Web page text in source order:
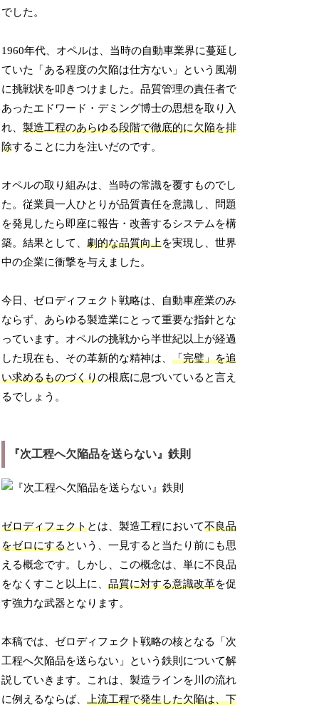
でした。
1960年代、オペルは、当時の自動車業界に蔓延し
ていた「ある程度の欠陥は仕方ない」という風潮
に挑戦状を叩きつけました。品質管理の責任者で
あったエドワード・デミング博士の思想を取り入
れ、製造工程のあらゆる段階で徹底的に欠陥を排
除することに力を注いだのです。
オペルの取り組みは、当時の常識を覆すものでし
た。従業員一人ひとりが品質責任を意識し、問題
を発見したら即座に報告・改善するシステムを構
築。結果として、劇的な品質向上を実現し、世界
中の企業に衝撃を与えました。
今日、ゼロディフェクト戦略は、自動車産業のみ
ならず、あらゆる製造業にとって重要な指針とな
っています。オペルの挑戦から半世紀以上が経過
した現在も、その革新的な精神は、「完璧」を追
い求めるものづくりの根底に息づいていると言え
るでしょう。
『次工程へ欠陥品を送らない』鉄則
ゼロディフェクトとは、製造工程において不良品
をゼロにするという、一見すると当たり前にも思
える概念です。しかし、この概念は、単に不良品
をなくすこと以上に、品質に対する意識改革を促
す強力な武器となります。
本稿では、ゼロディフェクト戦略の核となる「次
工程へ欠陥品を送らない」という鉄則について解
説していきます。これは、製造ラインを川の流れ
に例えるならば、上流工程で発生した欠陥は、下